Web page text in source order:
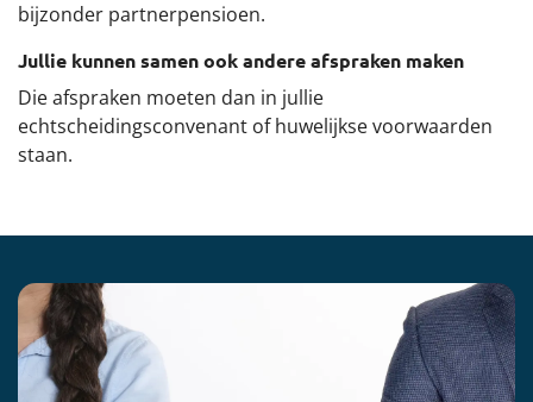
Translate
Werkgevers
Downloads
bijzonder partnerpensioen.
Jullie kunnen samen ook andere afspraken maken
Die afspraken moeten dan in jullie
echtscheidingsconvenant of huwelijkse voorwaarden
staan.